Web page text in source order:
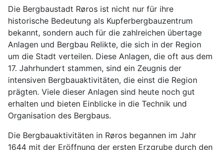
Die Bergbaustadt Røros ist nicht nur für ihre
historische Bedeutung als Kupferbergbauzentrum
bekannt, sondern auch für die zahlreichen übertage
Anlagen und Bergbau Relikte, die sich in der Region
um die Stadt verteilen. Diese Anlagen, die oft aus dem
17. Jahrhundert stammen, sind ein Zeugnis der
intensiven Bergbauaktivitäten, die einst die Region
prägten. Viele dieser Anlagen sind heute noch gut
erhalten und bieten Einblicke in die Technik und
Organisation des Bergbaus.
Die Bergbauaktivitäten in Røros begannen im Jahr
1644 mit der Eröffnung der ersten Erzgrube durch den